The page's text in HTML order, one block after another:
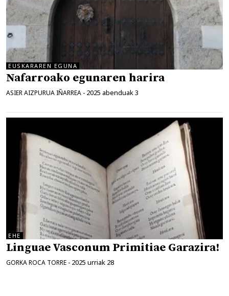
EUSKARAREN EGUNA
Nafarroako egunaren harira
ASIER AIZPURUA IÑARREA - 2025 abenduak 3
EHE
Linguae Vasconum Primitiae Garazira!
GORKA ROCA TORRE - 2025 urriak 28